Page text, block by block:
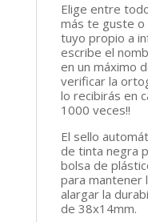
Elige entre
más te guste o
tuyo propio a
escribe el
en un máximo
verificar la
lo recibirás en
1000 veces!!
El sello
de tinta negra
bolsa de
para mantener
alargar la
de 38x14mm.